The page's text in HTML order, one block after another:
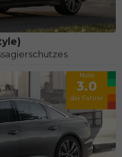
Note
3.0
der Fahrer